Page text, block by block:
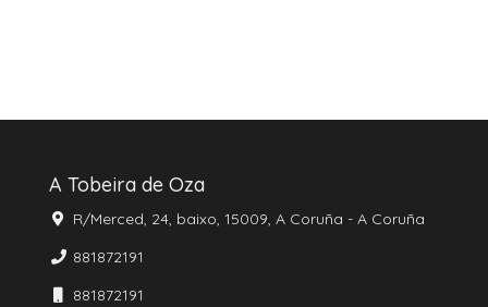
A Tobeira de Oza
R/Merced, 24, baixo, 15009, A Coruña - A Coruña
881872191
881872191